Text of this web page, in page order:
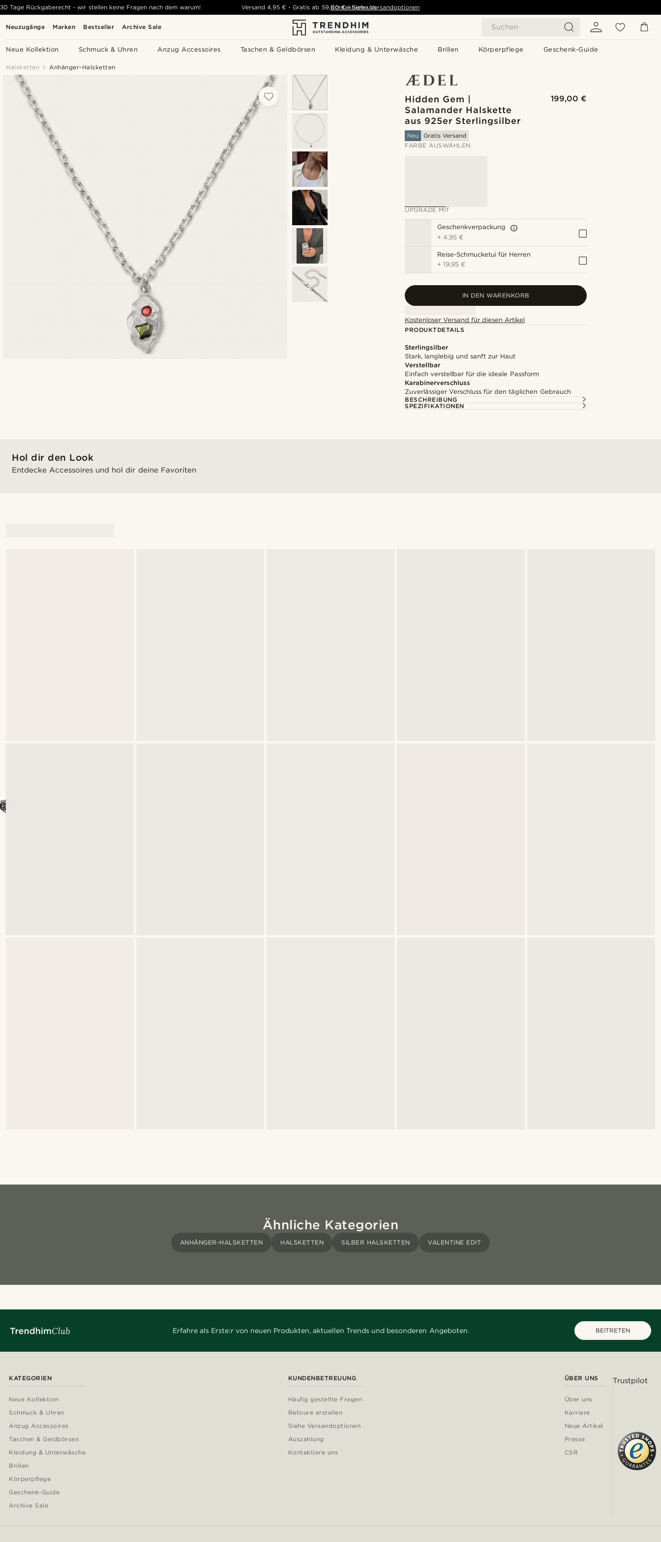
Neuzugänge Marken Bestseller Archive Sale Suchen
Neue Kollektion Schmuck & Uhren Anzug Accessoires Taschen & Geldbörsen Kleidung & Unterwäsche Brillen Körperpflege Geschenk-Guide
30 Tage Rückgaberecht - wir stellen keine Fragen nach dem warum! Versand 4,95 € -Gratis ab 59,00 € - Siehe Versandoptionen
Kontaktiere uns
Halsketten Anhänger-Halsketten
Hidden Gem |
Salamander Halskette
aus 925er Sterlingsilber
199,00 €
Neu
Gratis Versand
FARBE AUSWÄHLEN
UPGRADE MIT
Geschenkverpackung
+4,95 €
Reise-Schmucketui für Herren
+19,95 €
IN DEN WARENKORB
Kostenloser Versand für diesen Artikel
PRODUKTDETAILS
Sterlingsilber
Stark, langlebig und sanft zur Haut
Verstellbar
Einfach verstellbar für die ideale Passform
Karabinerverschluss
Zuverlässiger Verschluss für den täglichen Gebrauch
BESCHREIBUNG
SPEZIFIKATIONEN
Hol dir den Look
Entdecke Accessoires und hol dir deine Favoriten
Ähnliche Kategorien
ANHÄNGER-HALSKETTEN HALSKETTEN SILBER HALSKETTEN VALENTINE EDIT
Erfahre als Erste:r von neuen Produkten, aktuellen Trends und besonderen Angeboten. BEITRETEN
KATEGORIEN
Neue Kollektion
Schmuck & Uhren
Anzug Accessoires
Taschen & Geldbörsen
Kleidung & Unterwäsche
Brillen
Körperpflege
Geschenk-Guide
Archive Sale
KUNDENBETREUUNG
Häufig gestellte Fragen
Retoure erstellen
Siehe Versandoptionen
Auszahlung
Kontaktiere uns
ÜBER UNS
Über uns
Karriere
Neue Artikel
Presse
CSR
Trustpilot